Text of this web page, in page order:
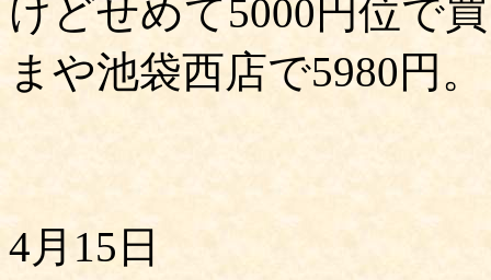
けどせめて5000円位で
まや池袋西店で5980円。
4月15日